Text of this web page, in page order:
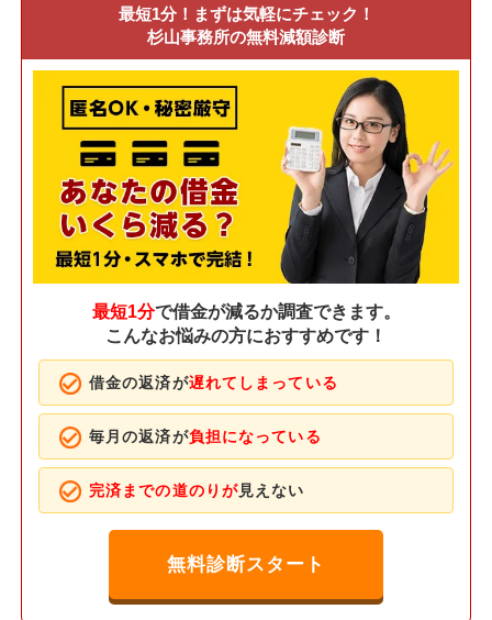
最短1分！まずは気軽にチェック！
杉山事務所の無料減額診断
最短1分で借金が減るか調査できます。
こんなお悩みの方におすすめです！
借金の返済が遅れてしまっている
毎月の返済が負担になっている
完済までの道のりが見えない
無料診断スタート